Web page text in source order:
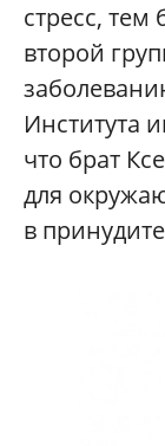
стресс,
второй
Института
что брат
для
в